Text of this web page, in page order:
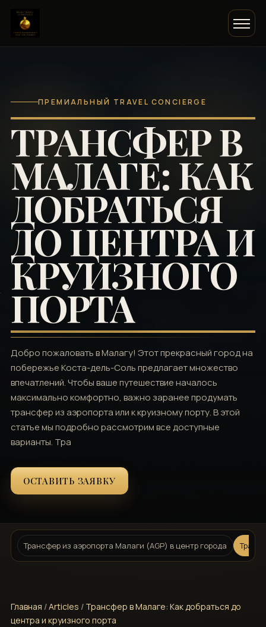
ПРЕМИАЛЬНЫЙ TRAVEL CONCIERGE
ТРАНСФЕР В
МАЛАГЕ: КАК
ДОБРАТЬСЯ
ДО ЦЕНТРА И
КРУИЗНОГО
ПОРТА
Добро пожаловать в Малагу! Этот прекрасный город на
побережье Коста-дель-Соль предлагает множество
впечатлений. Чтобы ваше путешествие началось
максимально комфортно, важно заранее продумать
трансфер из аэропорта или к круизному порту. В этой
статье мы подробно рассмотрим все доступные
варианты. Тра
ОСТАВИТЬ ЗАЯВКУ
Трансфер из аэропорта Малаги (AGP) в центр города
Главная /Articles / Трансфер в Малаге: Как добраться до
центра и круизного порта